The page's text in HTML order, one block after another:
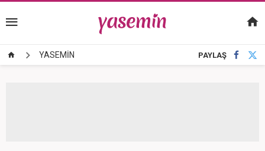
YASEMİN PAYLAŞ